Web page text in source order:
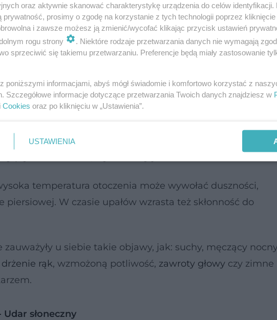
chronić się przed nadmiarem słońca, wypoczywać
promieniami słonecznymi. Nie należy wyjeżdżać w tropiki
całą energię skupia na walce z upałem. Aby
ciężkostrawnego i podnoszącego ciśnienie.
które dostarczą niezbędnych składników odżywczych. W
płynów dziennie, wykluczony jest alkohol i kawa.
temperatura otoczenia może wywołać duszności,
W czasie upałów wzrasta też skłonność do
zauważyły u siebie takie objawy, jak: suchy, męczący nocny
drżenie rąk, wzmożoną potliwość, zawroty głowy czy zimne
słoneczny
oraz aktywnie skanować charakterystykę urządzenia do celów identyfikacji.
prywatność, prosimy o zgodę na korzystanie z tych technologii poprzez kliknięcie
i zawsze możesz ją zmienić/wycofać klikając przycisk ustawień
rogu strony
. Niektóre rodzaje przetwarzania danych nie wymagają
sprzeciwić się takiemu przetwarzaniu. Preferencje będą miały zastosowanie
poniższymi informacjami, abyś mógł świadomie i komfortowo korzystać z
Szczegółowe informacje dotyczące przetwarzania Twoich danych znajdziesz w
i Cookies oraz po kliknięciu w „Ustawienia”.
USTAWIENIA